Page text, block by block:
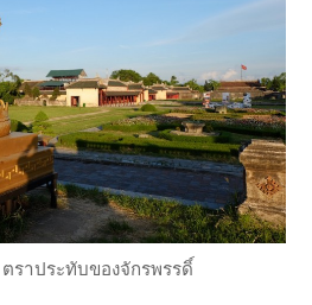
ตราประทับของจักรพรรดิ์